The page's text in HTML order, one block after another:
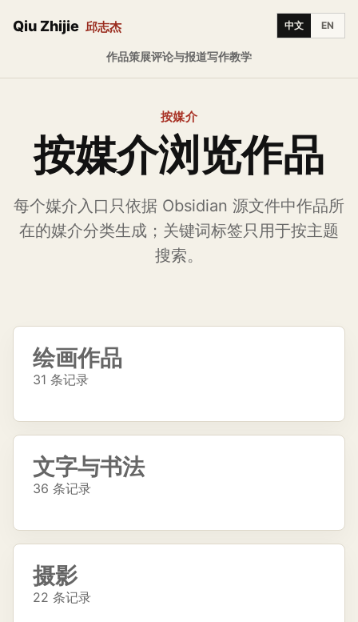
Qiu Zhijie 邱志杰
作品策展评论与报道写作教学
中文 EN
按媒介
按媒介浏览作品
每个媒介入口只依据 Obsidian 源文件中作品所
在的媒介分类生成；关键词标签只用于按主题
搜索。
绘画作品
31 条记录
文字与书法
36 条记录
摄影
22 条记录